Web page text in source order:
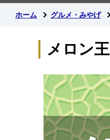
ホーム グルメ・みやげ
メロン